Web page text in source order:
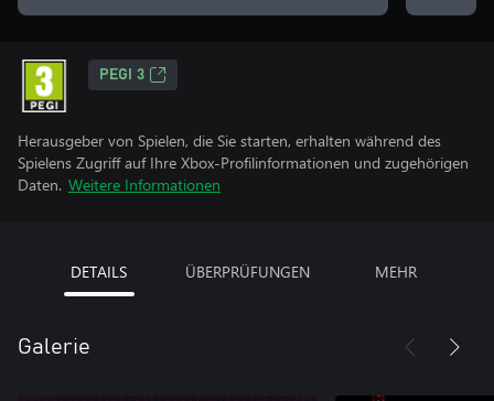
PEGI 3
Herausgeber von Spielen, die Sie starten, erhalten während des
Spielens Zugriff auf Ihre Xbox-Profilinformationen und zugehörigen
Daten. Weitere Informationen
DETAILS ÜBERPRÜFUNGEN MEHR
Galerie